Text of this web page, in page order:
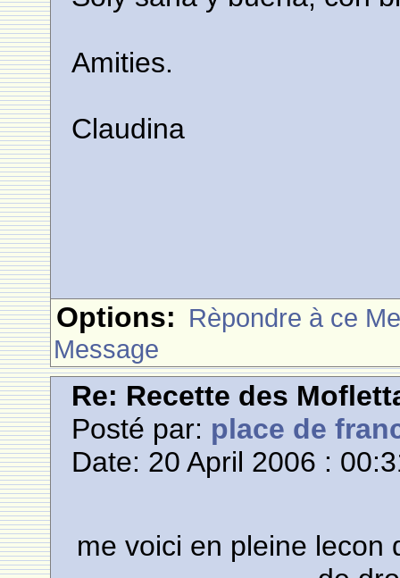
Amities.
Claudina
Options: Rèpondre à ce
Message
Re: Recette des
Posté par: place de
Date: 20 April 2006 :
me voici en pleine lecon